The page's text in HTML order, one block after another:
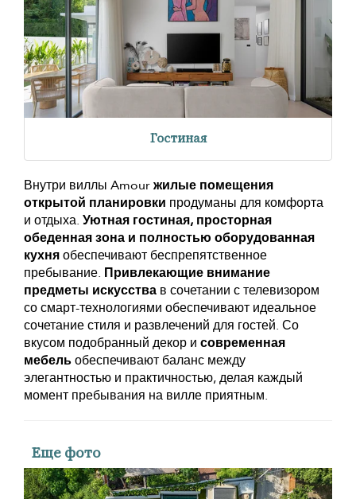
Гостиная
Внутри виллы Amourжилые помещения
открытой планировки продуманы для комфорта
и отдыха. Уютная гостиная, просторная
обеденная зона и полностью оборудованная
кухняобеспечивают беспрепятственное
пребывание. Привлекающие внимание
предметы искусства в сочетании с телевизором
со смарт-технологиями обеспечивают идеальное
сочетание стиля и развлечений для гостей. Со
вкусом подобранный декор и современная
мебельобеспечивают баланс между
элегантностью и практичностью, делая каждый
момент пребывания на вилле приятным.
Еще фото